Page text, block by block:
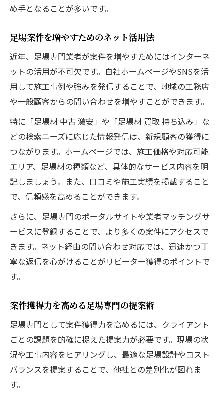
め手となることが多いです。
足場案件を増やすためのネット活用法
近年、足場専門業者が案件を増やすためにはインターネ
ットの活用が不可欠です。自社ホームページやSNSを活
用して施工事例や強みを発信することで、地域の工務店
や一般顧客からの問い合わせを増やすことができます。
特に「足場材 中古 激安」や「足場材 買取 持ち込み」な
どの検索ニーズに応じた情報発信は、新規顧客の獲得に
つながります。ホームページでは、施工価格や対応可能
エリア、足場材の種類など、具体的なサービス内容を明
記しましょう。また、口コミや施工実績を掲載すること
で、信頼感を高めることができます。
さらに、足場専門のポータルサイトや業者マッチングサ
ービスに登録することで、より多くの案件にアクセスで
きます。ネット経由の問い合わせ対応では、迅速かつ丁
寧な返信を心がけることがリピーター獲得のポイントで
す。
案件獲得力を高める足場専門の提案術
足場専門として案件獲得力を高めるには、クライアント
ごとの課題を的確に捉えた提案力が必要です。現場の状
況や工事内容をヒアリングし、最適な足場設計やコスト
バランスを提案することで、他社との差別化が図れま
す。